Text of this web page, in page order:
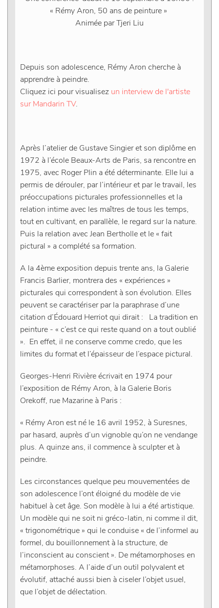
« Rémy Aron, 50 ans de peinture »
Animée par Tjeri Liu
Depuis son adolescence, Rémy Aron cherche à
apprendre à peindre.
Cliquez ici pour visualisez un interview de l'artiste
sur Mandarin TV.
Après l’atelier de Gustave Singier et son diplôme en
1972 à l’école Beaux-Arts de Paris, sa rencontre en
1975, avec Roger Plin a été déterminante. Elle lui a
permis de dérouler, par l’intérieur et par le travail, les
préoccupations picturales professionnelles et la
relation intime avec les maîtres de tous les temps,
tout en cultivant, en parallèle, le regard sur la nature.
Puis la relation avec Jean Bertholle et le « fait
pictural » a complété sa formation.
A la 4ème exposition depuis trente ans, la Galerie
Francis Barlier, montrera des « expériences »
picturales qui correspondent à son évolution. Elles
peuvent se caractériser par la paraphrase d’une
citation d’Édouard Herriot qui dirait : La tradition en
peinture - « c’est ce qui reste quand on a tout oublié
». En effet, il ne conserve comme credo, que les
limites du format et l’épaisseur de l’espace pictural.
Georges-Henri Rivière écrivait en 1974 pour
l’exposition de Rémy Aron, à la Galerie Boris
Orekoff, rue Mazarine à Paris :
« Rémy Aron est né le 16 avril 1952, à Suresnes,
par hasard, auprès d’un vignoble qu’on ne vendange
plus. A quinze ans, il commence à sculpter et à
peindre.
Les circonstances quelque peu mouvementées de
son adolescence l’ont éloigné du modèle de vie
habituel à cet âge. Son modèle à lui a été artistique.
Un modèle qui ne soit ni gréco-latin, ni comme il dit,
« trigonométrique » qui le conduise « de l’informel au
formel, du bouillonnement à la structure, de
l’inconscient au conscient ». De métamorphoses en
métamorphoses. A l’aide d’un outil polyvalent et
évolutif, attaché aussi bien à ciseler l’objet usuel,
que l’objet de délectation.